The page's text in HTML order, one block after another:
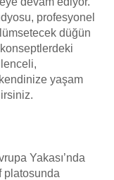
profesyonel
düğün
konseptlerdeki
yaşam
Yakası’nda
platosunda